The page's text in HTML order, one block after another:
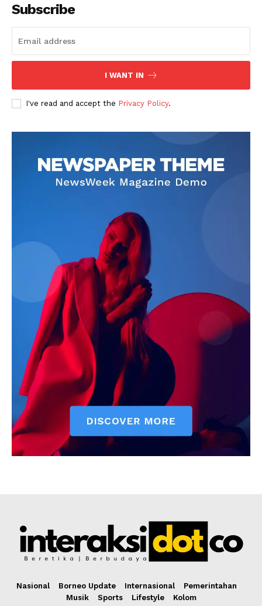
Subscribe
I WANT IN
I've read and accept the Privacy Policy.
Nasional Borneo Update Internasional
Pemerintahan
Musik
Sports Lifestyle Kolom